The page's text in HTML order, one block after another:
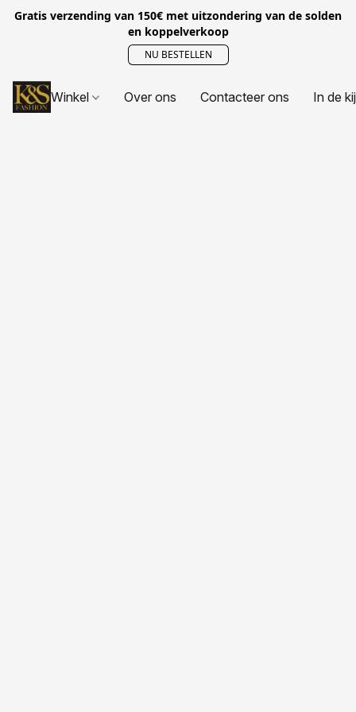
Gratis verzending van 150€ met uitzondering van de solden
en koppelverkoop
NU BESTELLEN
Winkel Over ons Contacteer ons In de